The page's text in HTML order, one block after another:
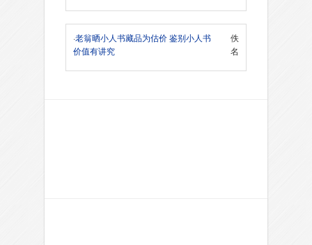
·老翁晒小人书藏品为估价 鉴别小人书
价值有讲究
佚
名